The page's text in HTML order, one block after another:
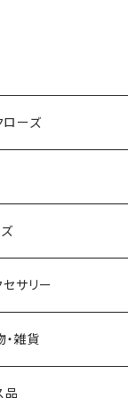
ローズ
ス
グ
ルダーバッグ
グ
サリー
雑貨
品